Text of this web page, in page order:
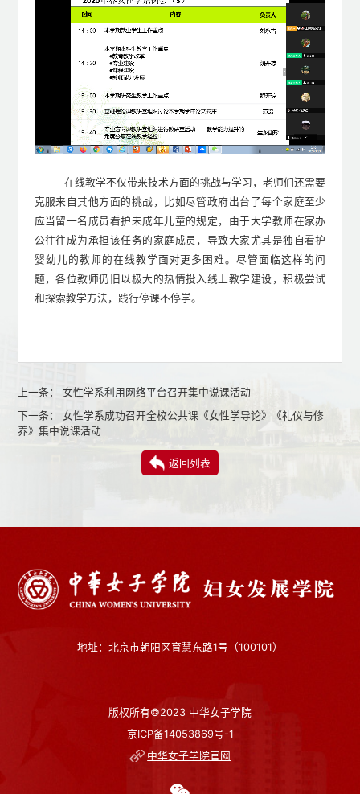
在线教学不仅带来技术方面的挑战与学习，老师们还需要
克服来自其他方面的挑战，比如尽管政府出台了每个家庭至少
应当留一名成员看护未成年儿童的规定，由于大学教师在家办
公往往成为承担该任务的家庭成员，导致大家尤其是独自看护
婴幼儿的教师的在线教学面对更多困难。尽管面临这样的问
题，各位教师仍旧以极大的热情投入线上教学建设，积极尝试
和探索教学方法，践行停课不停学。
上一条：女性学系利用网络平台召开集中说课活动
下一条：女性学系成功召开全校公共课《女性学导论》《礼仪与修
养》集中说课活动
返回列表
地址：北京市朝阳区育慧东路1号（100101）
版权所有©2023 中华女子学院
京ICP备14053869号-1
中华女子学院官网